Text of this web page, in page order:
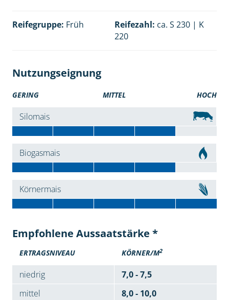
Reifegruppe: Früh Reifezahl: ca. S 230 | K
220
Nutzungseignung
GERING MITTEL HOCH
Silomais
Biogasmais
Körnermais
Empfohlene Aussaatstärke *
ERTRAGSNIVEAU KÖRNER/M2
niedrig
7,0 - 7,5
mittel
8,0 - 10,0